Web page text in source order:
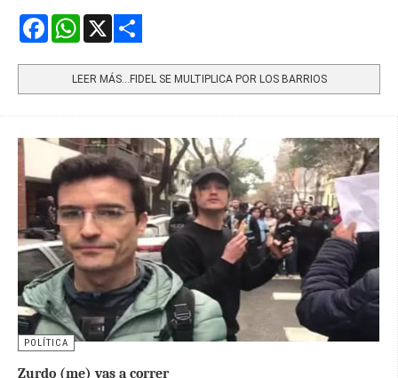
FacebookWhatsApp
LEER MÁS…FIDEL SE MULTIPLICA POR LOS BARRIOS
POLÍTICA
Zurdo (me) vas a correr